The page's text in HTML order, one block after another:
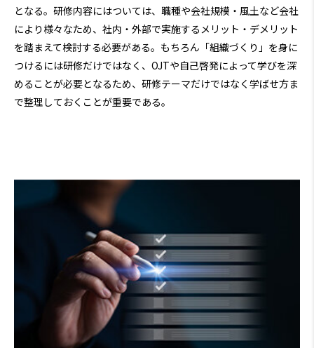
となる。研修内容にはついては、職種や会社規模・風土など会社
により様々なため、社内・外部で実施するメリット・デメリット
を踏まえて検討する必要がある。もちろん「組織づくり」を身に
つけるには研修だけではなく、OJTや自己啓発によって学びを深
めることが必要となるため、研修テーマだけではなく学ばせ方ま
で整理しておくことが重要である。